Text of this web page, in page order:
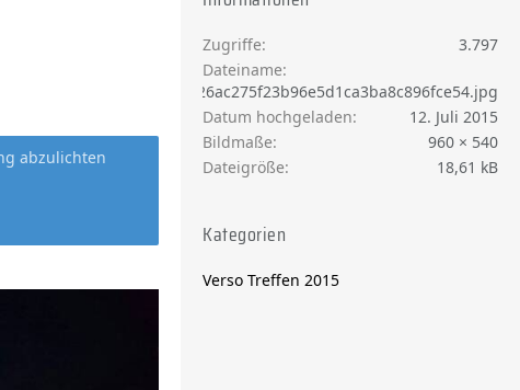
abzulichten
Zugriffe
3.797
Dateiname
26ac275f23b96e5d1ca3ba8c896fce54.jpg
Datum hochgeladen
12. Juli 2015
Bildmaße
960 × 540
Dateigröße
18,61 kB
Kategorien
Verso Treffen 2015